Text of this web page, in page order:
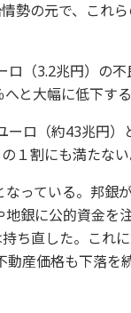
勢の元で、これ
（3.2兆円）の
と大幅に低下す
ーロ（約43兆円）
１割にも満たない
っている。邦銀
銀に公的資金を
ち直した。これ
産価格も下落を